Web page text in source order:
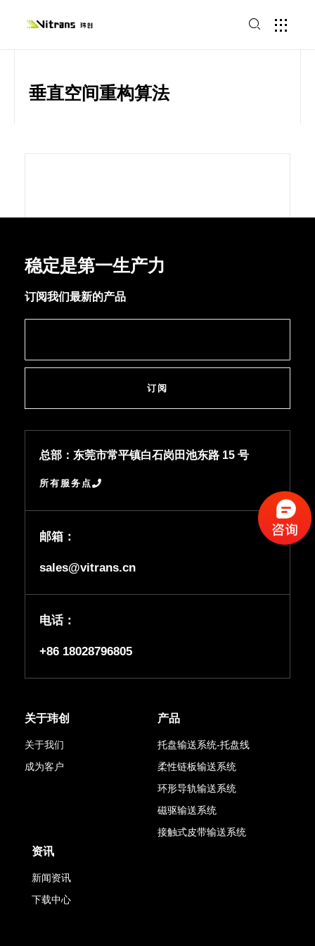
垂直空间重构算法
稳定是第一生产力
订阅我们最新的产品
订阅
总部：东莞市常平镇白石岗田池东路 15 号
所有服务点
邮箱：
sales@vitrans.cn
电话：
+86 18028796805
关于玮创
关于我们
成为客户
产品
托盘输送系统-托盘线
柔性链板输送系统
环形导轨输送系统
磁驱输送系统
接触式皮带输送系统
资讯
新闻资讯
下载中心